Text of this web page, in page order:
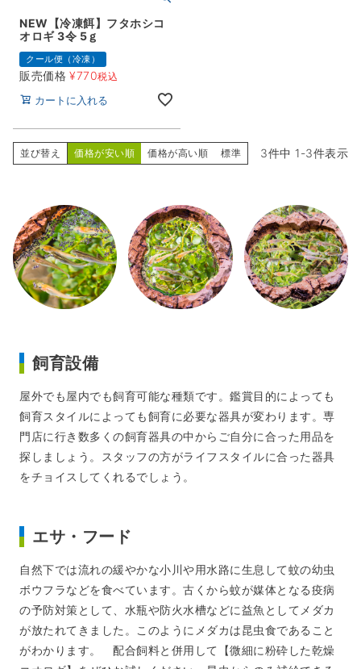
NEW【冷凍餌】フタホシコ
オロギ 3令 5ｇ
クール便（冷凍）
販売価格 ¥770税込
カートに入れる
並び替え 価格が安い順 価格が高い順 標準 3件中 1-3件表示
飼育設備
屋外でも屋内でも飼育可能な種類です。鑑賞目的によっても
飼育スタイルによっても飼育に必要な器具が変わります。専
門店に行き数多くの飼育器具の中からご自分に合った用品を
探しましょう。スタッフの方がライフスタイルに合った器具
をチョイスしてくれるでしょう。
エサ・フード
自然下では流れの緩やかな小川や用水路に生息して蚊の幼虫
ボウフラなどを食べています。古くから蚊が媒体となる疫病
の予防対策として、水瓶や防火水槽などに益魚としてメダカ
が放たれてきました。このようにメダカは昆虫食であること
がわかります。 配合飼料と併用して【微細に粉砕した乾燥